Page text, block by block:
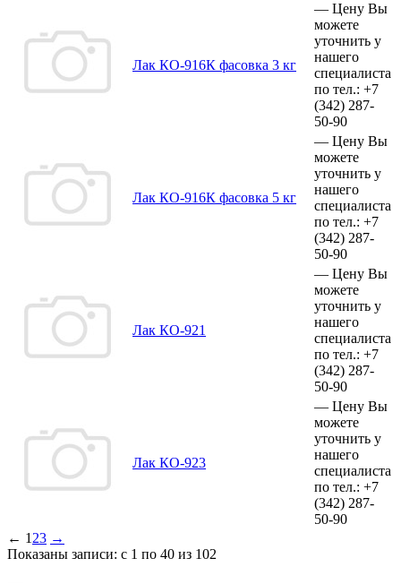
Лак КО-916К фасовка 3 кг
— Цену Вы
можете
уточнить у
нашего
специалиста
по тел.: +7
(342) 287-
50-90
Лак КО-916К фасовка 5 кг
— Цену Вы
можете
уточнить у
нашего
специалиста
по тел.: +7
(342) 287-
50-90
Лак КО-921
— Цену Вы
можете
уточнить у
нашего
специалиста
по тел.: +7
(342) 287-
50-90
Лак КО-923
— Цену Вы
можете
уточнить у
нашего
специалиста
по тел.: +7
(342) 287-
50-90
← 1 23 →
Показаны записи: с 1 по 40 из 102